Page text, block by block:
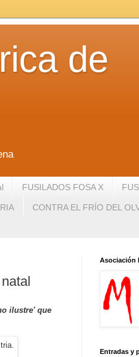
de
FUSILADOS FOSA X
CONTRA EL FRÍO DEL
ilustre' que
Asociación
Entradas y